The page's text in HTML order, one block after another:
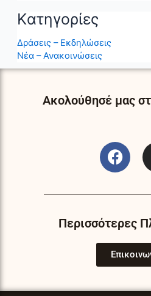
Kατηγορίες
Δράσεις – Εκδηλώσεις
Νέα – Ανακοινώσεις
Ακολούθησέ μας
F
a
e
o
o
k
Περισσότερες